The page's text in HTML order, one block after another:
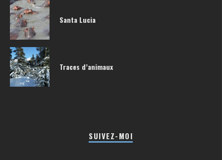
Santa Lucia
Traces d’animaux
SUIVEZ-MOI